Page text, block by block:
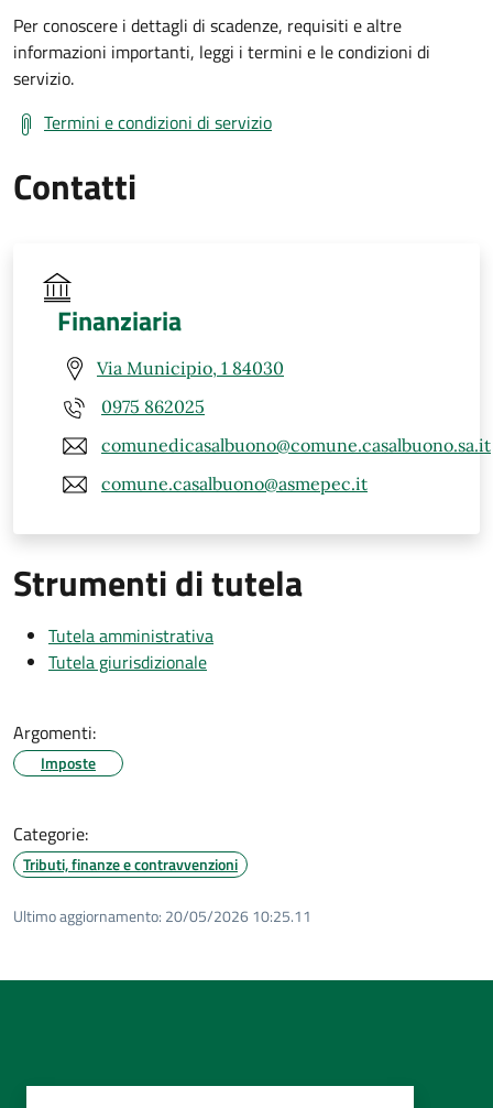
Per conoscere i dettagli di scadenze, requisiti e altre
informazioni importanti, leggi i termini e le condizioni di
servizio.
Termini e condizioni di servizio
Contatti
Finanziaria
Via Municipio, 1 84030
0975 862025
comunedicasalbuono@comune.casalbuono.sa.it
comune.casalbuono@asmepec.it
Strumenti di tutela
Tutela amministrativa
Tutela giurisdizionale
Argomenti:
Imposte
Categorie:
Tributi, finanze e contravvenzioni
Ultimo aggiornamento: 20/05/2026 10:25.11